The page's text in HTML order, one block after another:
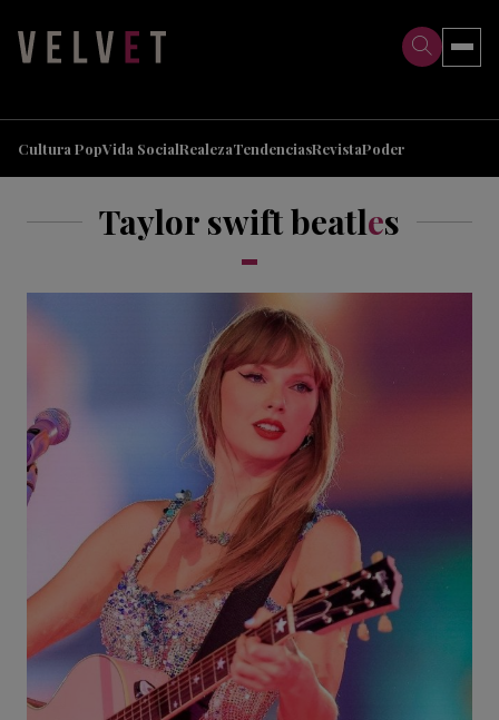
Cultura PopVida SocialRealezaTendenciasRevistaPoder
Taylor swift beatles